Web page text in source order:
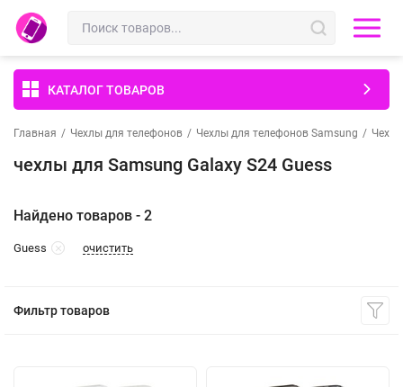
КАТАЛОГ ТОВАРОВ
Главная / Чехлы для телефонов / Чехлы для телефонов Samsung /
чехлы для Samsung Galaxy S24 Guess
Найдено товаров - 2
Guess очистить
Фильтр товаров